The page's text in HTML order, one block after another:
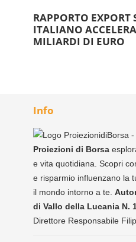
RAPPORTO EXPORT
ITALIANO
MILIARDI DI EURO
Info
Proiezioni di Borsa
e vita quotidiana. Scopri
e risparmio influenzano la
il mondo intorno a te.
di Vallo della Lucania N.
Direttore Responsabile